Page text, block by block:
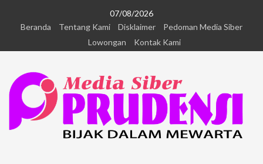
07/08/2026
Beranda
Tentang Kami Disklaimer
Pedoman Media Siber
Lowongan
Kontak Kami